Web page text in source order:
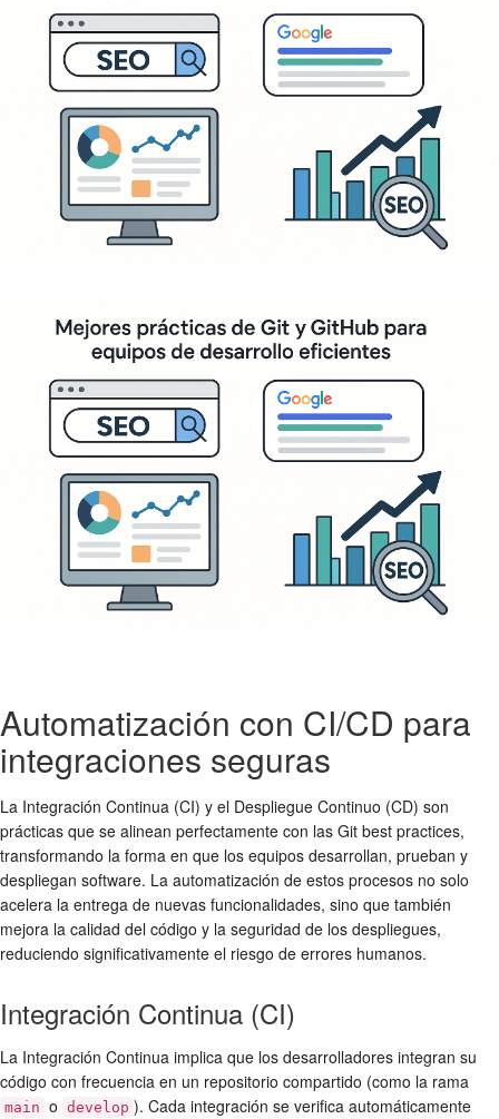
Automatización con CI/CD para
integraciones seguras
La Integración Continua (CI) y el Despliegue Continuo (CD) son
prácticas que se alinean perfectamente con las Git best practices,
transformando la forma en que los equipos desarrollan, prueban y
despliegan software. La automatización de estos procesos no solo
acelera la entrega de nuevas funcionalidades, sino que también
mejora la calidad del código y la seguridad de los despliegues,
reduciendo significativamente el riesgo de errores humanos.
Integración Continua (CI)
La Integración Continua implica que los desarrolladores integran su
código con frecuencia en un repositorio compartido (como la rama
main o develop ). Cada integración se verifica automáticamente